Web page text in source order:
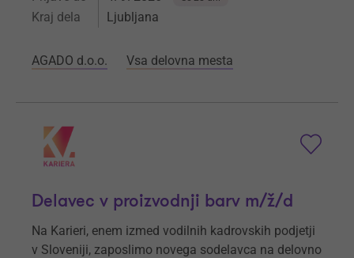
Kraj dela Ljubljana
AGADO d.o.o. Vsa delovna mesta
Delavec v proizvodnji barv m/ž/d
Na Karieri, enem izmed vodilnih kadrovskih podjetji
v Sloveniji, zaposlimo novega sodelavca na delovno